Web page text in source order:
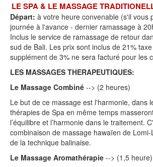
LE SPA & LE MASSAGE
Départ: à votre heure convenable (s'il vous
journée à l'avance - dernier ramassage à
Inclus le service de ramassage de retour
sud de Bali. Les prix sont inclus de 21%
supplément de 3% ne sera facturé pour les
LES MASSAGES THERAPEUTIQUES:
Le Massage Combiné --> (2 heures)
Le but de ce massage est l'harmonie, dans
thérapies de Spa en même temps
l’équilibre et l’harmonie dans le traitement.
combinaison de massage hawaïen de
de la technique balinaise.
Le Massage Aromathérapie --> (1,5 heure)